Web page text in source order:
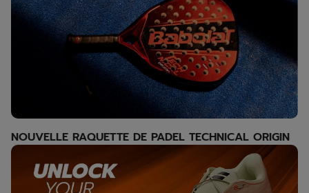
NOUVELLE RAQUETTE DE PADEL TECHNICAL ORIGIN